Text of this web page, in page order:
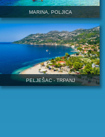
TROGIR,
VINIŠČE